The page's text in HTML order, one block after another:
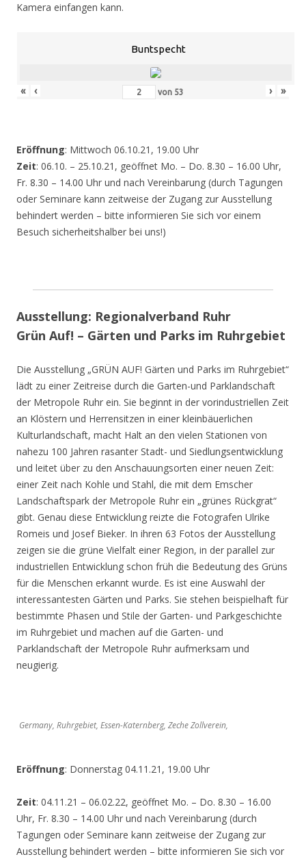
Kamera einfangen kann.
Buntspecht
« ‹ von 53 › »
Eröffnung: Mittwoch 06.10.21, 19.00 Uhr
Zeit: 06.10. – 25.10.21, geöffnet Mo. – Do. 8.30 – 16.00 Uhr,
Fr. 8.30 – 14.00 Uhr und nach Vereinbarung (durch Tagungen
oder Seminare kann zeitweise der Zugang zur Ausstellung
behindert werden – bitte informieren Sie sich vor einem
Besuch sicherheitshalber bei uns!)
Ausstellung: Regionalverband Ruhr
Grün Auf! – Gärten und Parks im Ruhrgebiet
Die Ausstellung „GRÜN AUF! Gärten und Parks im Ruhrgebiet“
lädt zu einer Zeitreise durch die Garten-und Parklandschaft
der Metropole Ruhr ein. Sie beginnt in der vorindustriellen Zeit
an Klöstern und Herrensitzen in einer kleinbäuerlichen
Kulturlandschaft, macht Halt an den vielen Stationen von
nahezu 100 Jahren rasanter Stadt- und Siedlungsentwicklung
und leitet über zu den Anschauungsorten einer neuen Zeit:
einer Zeit nach Kohle und Stahl, die mit dem Emscher
Landschaftspark der Metropole Ruhr ein „grünes Rückgrat“
gibt. Genau diese Entwicklung reizte die Fotografen Ulrike
Romeis und Josef Bieker. In ihren 63 Fotos der Ausstellung
zeigen sie die grüne Vielfalt einer Region, in der parallel zur
industriellen Entwicklung schon früh die Bedeutung des Grüns
für die Menschen erkannt wurde. Es ist eine Auswahl der
interessantesten Gärten und Parks. Sie stehen beispielhaft für
bestimmte Phasen und Stile der Garten- und Parkgeschichte
im Ruhrgebiet und machen auf die Garten- und
Parklandschaft der Metropole Ruhr aufmerksam und
neugierig.
Germany, Ruhrgebiet, Essen-Katernberg, Zeche Zollverein,
Eröffnung: Donnerstag 04.11.21, 19.00 Uhr
Zeit: 04.11.21 – 06.02.22, geöffnet Mo. – Do. 8.30 – 16.00
Uhr, Fr. 8.30 – 14.00 Uhr und nach Vereinbarung (durch
Tagungen oder Seminare kann zeitweise der Zugang zur
Ausstellung behindert werden – bitte informieren Sie sich vor